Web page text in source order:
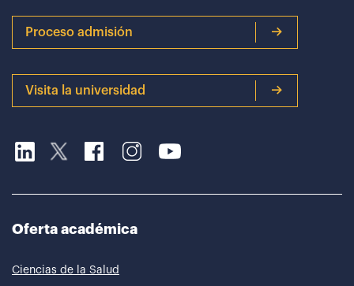
Proceso admisión
Visita la universidad
Oferta académica
Ciencias de la Salud